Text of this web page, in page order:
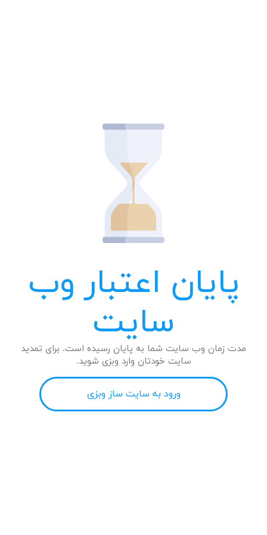
پایان اعتبار وب
سایت
مدت زمان وب سایت شما به پایان رسیده است. برای تمدید
سایت خودتان وارد وبزی شوید.
ورود به سایت ساز وبزی